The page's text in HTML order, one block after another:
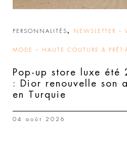
PERSONNALITÉS, NEWSLETTER –
MODE – HAUTE COUTURE & PRÊT-
Pop-up store luxe
: Dior renouvelle son
en Turquie
04 août 2026